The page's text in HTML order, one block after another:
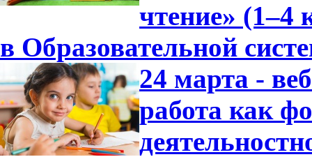
чтение» (1–4
в Образовательной
24 марта -
работа как